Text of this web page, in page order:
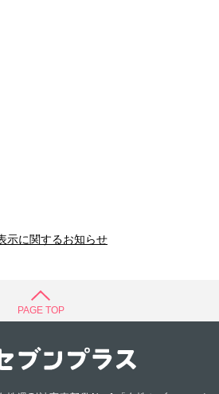
示に関するお知らせ
PAGE TOP